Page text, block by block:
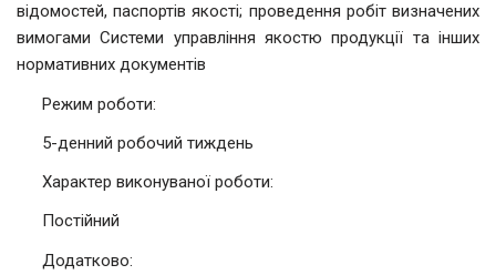
відомостей, паспортів якості; проведення робіт визначених
вимогами Системи управління якостю продукції та інших
нормативних документів
Режим роботи:
5-денний робочий тиждень
Характер виконуваної роботи:
Постійний
Додатково: